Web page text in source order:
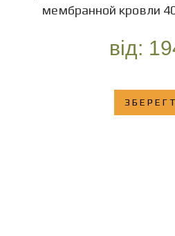
мембранной кровли
від: